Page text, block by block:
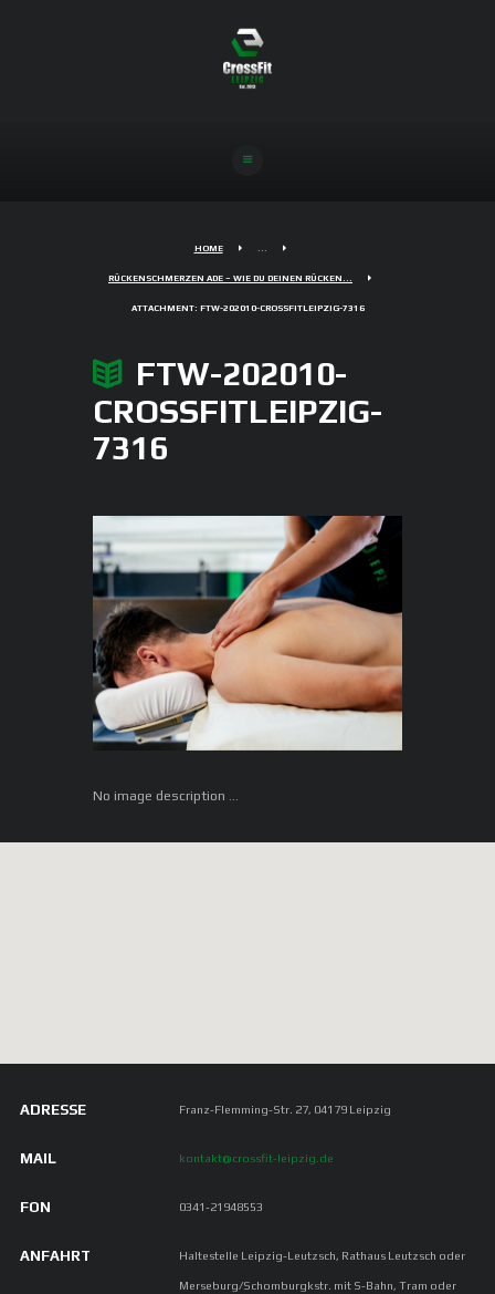
HOME ...
RÜCKENSCHMERZEN ADE – WIE DU DEINEN RÜCKEN...
ATTACHMENT: FTW-202010-CROSSFITLEIPZIG-7316
FTW-202010-
CROSSFITLEIPZIG-
7316
No image description ...
ADRESSE Franz-Flemming-Str. 27, 04179 Leipzig
MAIL kontakt@crossfit-leipzig.de
FON 0341-21948553
ANFAHRT Haltestelle Leipzig-Leutzsch, Rathaus Leutzsch oder
Merseburg/Schomburgkstr. mit S-Bahn, Tram oder